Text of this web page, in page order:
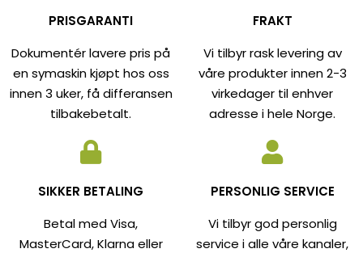
PRISGARANTI
Dokumentér lavere pris på
en symaskin kjøpt hos oss
innen 3 uker, få differansen
tilbakebetalt.
FRAKT
Vi tilbyr rask levering av
våre produkter innen 2-3
virkedager til enhver
adresse i hele Norge.
SIKKER BETALING
Betal med Visa,
MasterCard, Klarna eller
PERSONLIG SERVICE
Vi tilbyr god personlig
service i alle våre kanaler,